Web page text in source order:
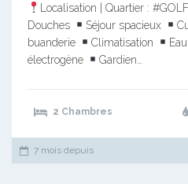
Localisation | Quartier : #GOLF
Douches
Séjour spacieux
buanderie
Climatisation
électrogène
Gardien…
2 Chambres
7 mois depuis